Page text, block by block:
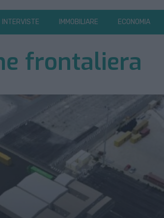
INTERVISTE IMMOBILIARE ECONOMIA
frontaliera